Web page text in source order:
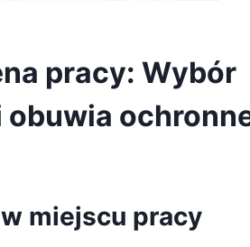
pracy: Wybór
miejscu pracy